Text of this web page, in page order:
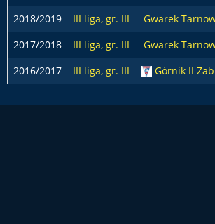
2018/2019
III liga, gr. III Gwarek
2017/2018
III liga, gr. III Gwarek
2016/2017
III liga, gr. III Górnik II